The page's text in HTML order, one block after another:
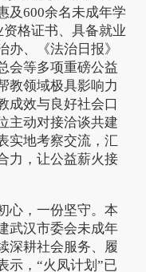
及600余名未成年学
格证书、具备就业
办、《法治日报》
会等多项重磅公益
教领域极具影响力
成效与良好社会口
主动对接洽谈共建
实地考察交流，汇
力，让公益薪火接
心，一份坚守。本
武汉市委会未成年
深耕社会服务、履
示，“火凤计划”已